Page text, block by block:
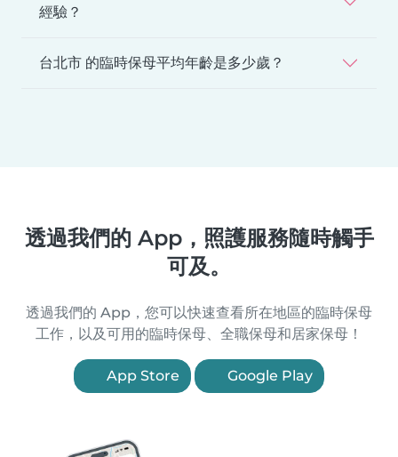
經驗？
台北市 的臨時保母平均年齡是多少歲？
透過我們的 App，照護服務隨時觸手
可及。
透過我們的 App，您可以快速查看所在地區的臨時保母
工作，以及可用的臨時保母、全職保母和居家保母！
App Store Google Play